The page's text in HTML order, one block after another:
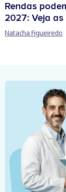
Rendas
2027: Veja
Natacha Figueiredo